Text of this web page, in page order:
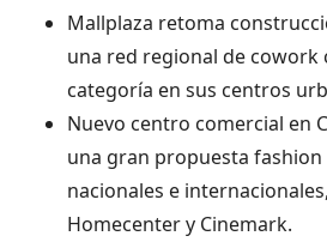
Mallplaza retoma
una red regional de cowork
categoría en sus centros
Nuevo centro comercial en
una gran propuesta fashion
nacionales e
Homecenter y Cinemark.